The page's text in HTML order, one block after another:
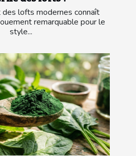
lofts modernes connaît
remarquable pour le
style...